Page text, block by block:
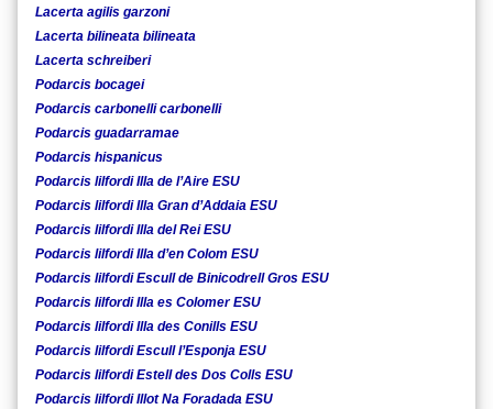
Lacerta agilis garzoni
Lacerta bilineata bilineata
Lacerta schreiberi
Podarcis bocagei
Podarcis carbonelli carbonelli
Podarcis guadarramae
Podarcis hispanicus
Podarcis lilfordi Illa de l’Aire ESU
Podarcis lilfordi Illa Gran d’Addaia ESU
Podarcis lilfordi Illa del Rei ESU
Podarcis lilfordi Illa d’en Colom ESU
Podarcis lilfordi Escull de Binicodrell Gros ESU
Podarcis lilfordi Illa es Colomer ESU
Podarcis lilfordi Illa des Conills ESU
Podarcis lilfordi Escull l’Esponja ESU
Podarcis lilfordi Estell des Dos Colls ESU
Podarcis lilfordi Illot Na Foradada ESU